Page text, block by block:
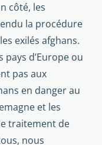
côté, les
la procédure
exi­lés afghans.
pays d’Europe ou
pas aux
en danger au
et les
traitement de
nous